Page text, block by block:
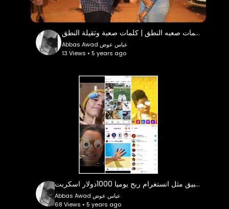
اسئلة وكلمات صعبه النطق | كلمات صعبة وثقيلة النطق |
Abbas Awad عباس عوض
13 Views • 5 years ago
كيفية انشاء موقع وتطبيق مثل انستغرام ربح يوميا 1000دولار اسكربت Faecshat
Abbas Awad عباس عوض
68 Views • 5 years ago